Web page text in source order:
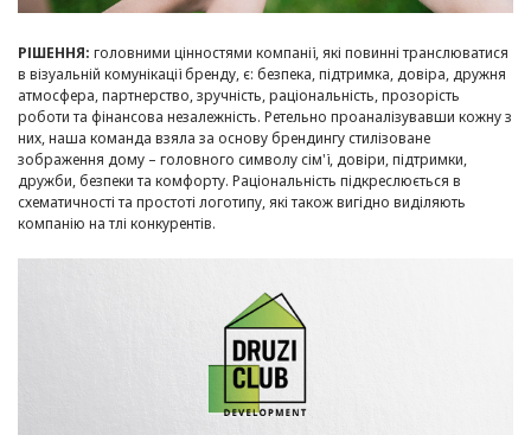
РІШЕННЯ: головними цінностями компанії, які повинні транслюватися
в візуальній комунікації бренду, є: безпека, підтримка, довіра, дружня
атмосфера, партнерство, зручність, раціональність, прозорість
роботи та фінансова незалежність. Ретельно проаналізувавши кожну з
них, наша команда взяла за основу брендингу стилізоване
зображення дому – головного символу сім'ї, довіри, підтримки,
дружби, безпеки та комфорту. Раціональність підкреслюється в
схематичності та простоті логотипу, які також вигідно виділяють
компанію на тлі конкурентів.